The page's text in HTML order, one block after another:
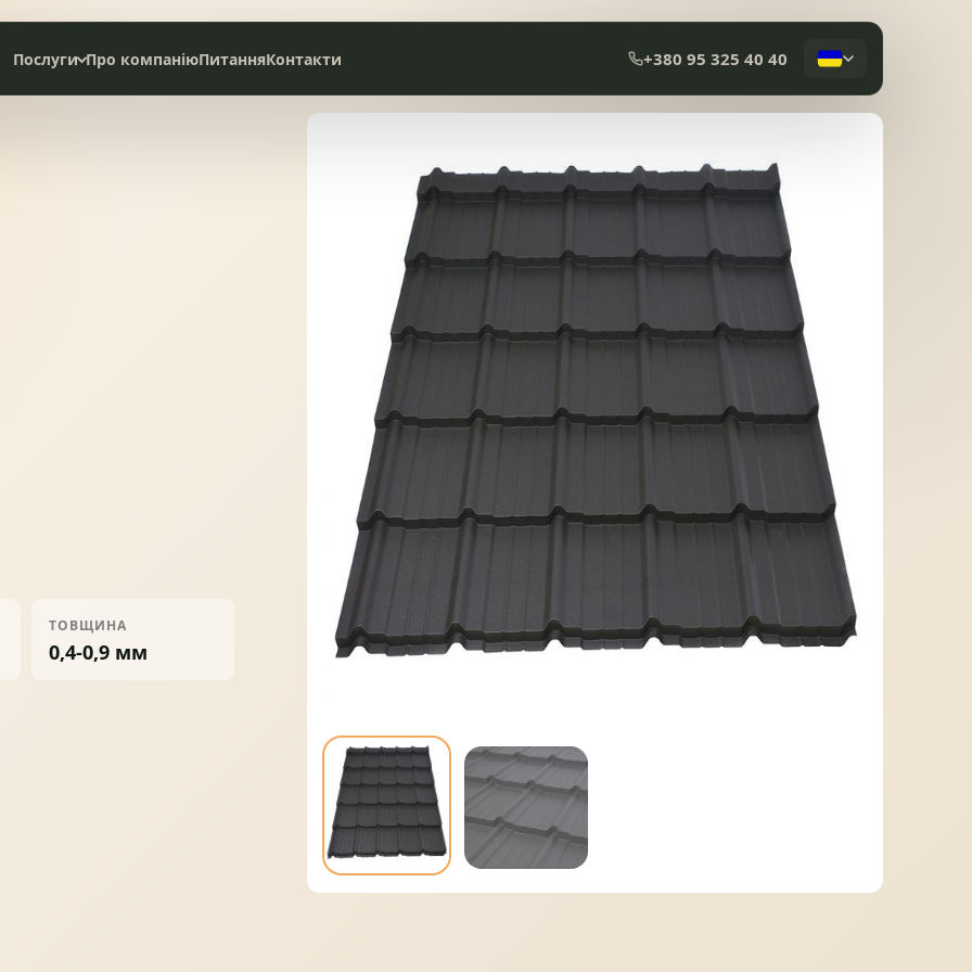
Послуги Про компаніюПитанняКонтакти +380 95 325 40 40
СЛАНЦЕВА ПОКРІВЛЯ КОМПОЗИТНА ЧЕРЕПИЦЯ
МЕТАЛОЧЕРЕПИЦЯ
ФАЛЬЦЕВА ПОКРІВЛЯ МІДНА ПОКРІВЛЯ
ТОВЩИНА
0,4-0,9 мм